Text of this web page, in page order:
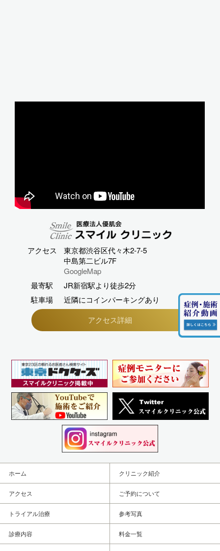
アクセス
東京都渋谷区代々木2-7-5
中島第二ビル7F
GoogleMap
最寄駅
JR新宿駅より徒歩2分
駐車場
近隣にコインパーキングあり
アクセス詳細
ホーム クリニック紹介
アクセス ご予約について
トライアル治療 参考写真
診療内容 料金一覧